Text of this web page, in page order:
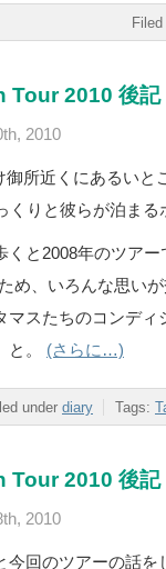
2010 後記
2010
御所近くにあるいと
くりと彼らが泊ま
くと2008年のツア
め、いろんな思い
マスたちのコンデ
と。 (さらに…)
under diary Tags:
2010 後記
2010
今回のツアーの話を